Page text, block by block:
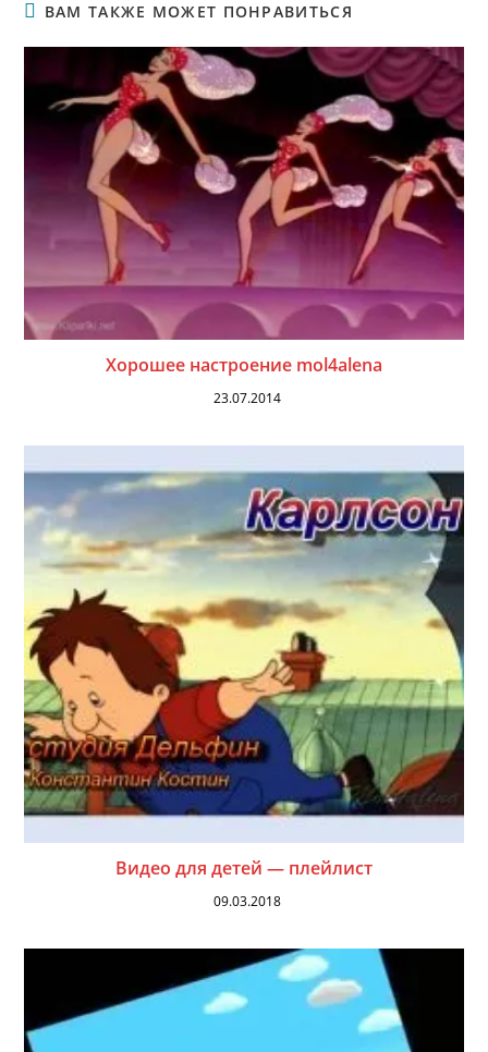
ВАМ ТАКЖЕ МОЖЕТ ПОНРАВИТЬСЯ
Хорошее настроение mol4alena
23.07.2014
Видео для детей — плейлист
09.03.2018